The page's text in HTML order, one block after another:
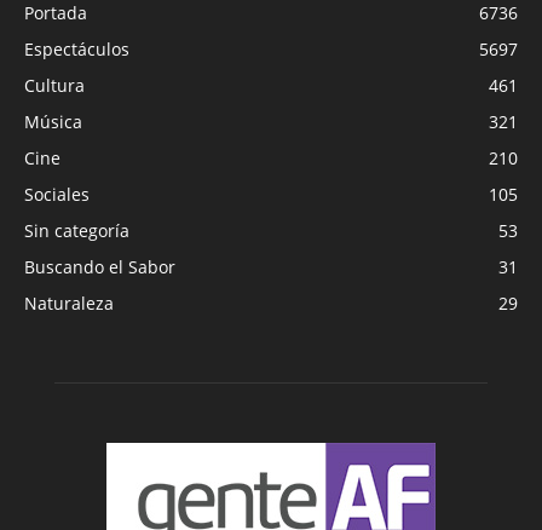
Portada
6736
Espectáculos
5697
Cultura
461
Música
321
Cine
210
Sociales
105
Sin categoría
53
Buscando el Sabor
31
Naturaleza
29